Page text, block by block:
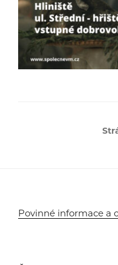
Povinné informace a